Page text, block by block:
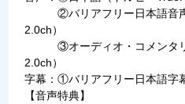
②バリアフリー日本語音声
2.0ch）
③オーディオ・コメンタリ
2.0ch）
字幕：①バリアフリー日本語字
【音声特典】